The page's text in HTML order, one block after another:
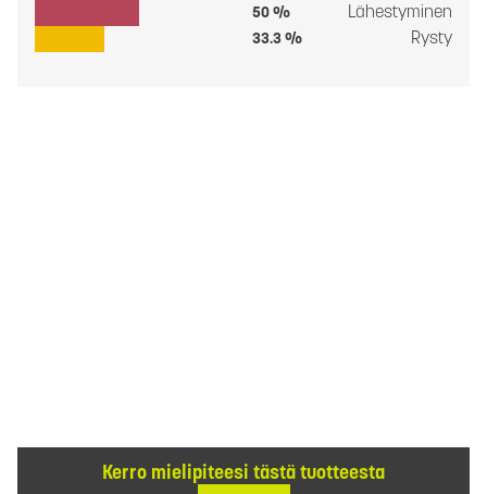
50 % Lähestyminen
33.3 % Rysty
Kerro mielipiteesi tästä tuotteesta